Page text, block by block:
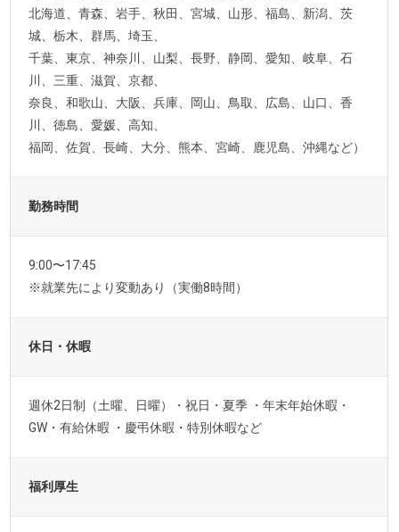
北海道、青森、岩手、秋田、宮城、山形、福島、新潟、茨
城、栃木、群馬、埼玉、
千葉、東京、神奈川、山梨、長野、静岡、愛知、岐阜、石
川、三重、滋賀、京都、
奈良、和歌山、大阪、兵庫、岡山、鳥取、広島、山口、香
川、徳島、愛媛、高知、
福岡、佐賀、長崎、大分、熊本、宮崎、鹿児島、沖縄など）
勤務時間
9:00〜17:45
※就業先により変動あり（実働8時間）
休日・休暇
週休2日制（土曜、日曜）・祝日・夏季 ・年末年始休暇・
GW・有給休暇 ・慶弔休暇・特別休暇など
福利厚生